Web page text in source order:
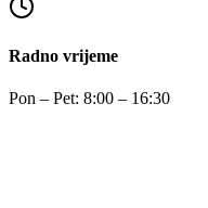
Radno vrijeme
Pon – Pet: 8:00 – 16:30